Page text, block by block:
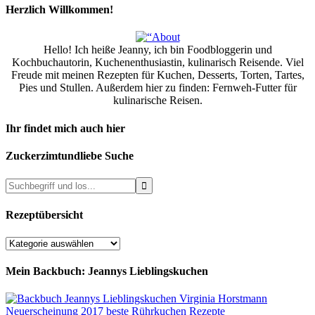
Herzlich Willkommen!
Hello! Ich heiße Jeanny, ich bin Foodbloggerin und
Kochbuchautorin, Kuchenenthusiastin, kulinarisch Reisende. Viel
Freude mit meinen Rezepten für Kuchen, Desserts, Torten, Tartes,
Pies und Stullen. Außerdem hier zu finden: Fernweh-Futter für
kulinarische Reisen.
Ihr findet mich auch hier
Zuckerzimtundliebe Suche
Rezeptübersicht
Rezeptübersicht
Mein Backbuch: Jeannys Lieblingskuchen